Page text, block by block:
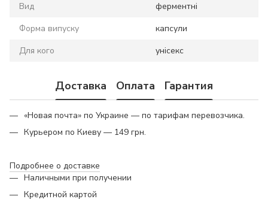
Вид
ферментні
Форма випуску
капсули
Для кого
унісекс
Доставка Оплата Гарантия
«Новая почта» по Украине — по тарифам перевозчика.
Курьером по Киеву — 149 грн.
Подробнее о доставке
Наличными при получении
Кредитной картой